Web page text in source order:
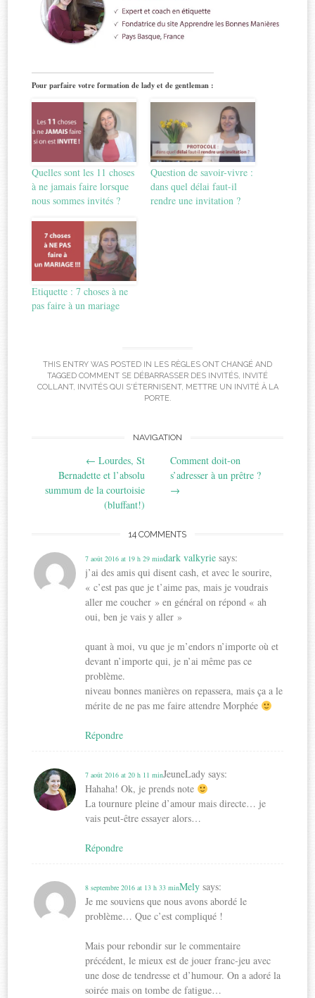
Pour parfaire votre formation de lady et de gentleman :
Quelles sont les 11 choses
à ne jamais faire lorsque
nous sommes invités ?
Question de savoir-vivre :
dans quel délai faut-il
rendre une invitation ?
Etiquette : 7 choses à ne
pas faire à un mariage
THIS ENTRY WAS POSTED IN LES RÈGLES ONT CHANGÉ AND
TAGGED COMMENT SE DÉBARRASSER DES INVITÉS INVITÉ
COLLANT, INVITÉS QUI S'ÉTERNISENT, METTRE UN INVITÉ À LA
PORTE.
navigation
NAVIGATION
← Lourdes, St
Bernadette et l’absolu
summum de la courtoisie
(bluffant!)
Comment doit-on
s’adresser à un prêtre ?
→
14 COMMENTS
dark valkyrie says:
7 août 2016 at 19 h 29 min
j’ai des amis qui disent cash, et avec le sourire,
« c’est pas que je t’aime pas, mais je voudrais
aller me coucher » en général on répond « ah
oui, ben je vais y aller »
quant à moi, vu que je m’endors n’importe où et
devant n’importe qui, je n’ai même pas ce
problème.
niveau bonnes manières on repassera, mais ça a le
mérite de ne pas me faire attendre Morphée
Répondre
JeuneLady says:
7 août 2016 at 20 h 11 min
Hahaha! Ok, je prends note
La tournure pleine d’amour mais directe… je
vais peut-être essayer alors…
Répondre
Mely says:
8 septembre 2016 at 13 h 33 min
Je me souviens que nous avons abordé le
problème… Que c’est compliqué !
Mais pour rebondir sur le commentaire
précédent, le mieux est de jouer franc-jeu avec
une dose de tendresse et d’humour. On a adoré la
soirée mais on tombe de fatigue…